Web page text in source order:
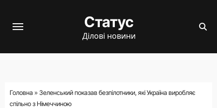
Статус
Ділові новини
Головна » Зеленський показав безпілотники, які Україна виробляє
спільно з Німеччиною